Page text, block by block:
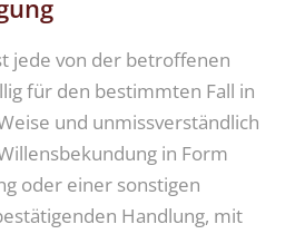
jede von der betroffenen
für den bestimmten Fall in
und unmissverständlich
in Form
oder einer sonstigen
Handlung, mit